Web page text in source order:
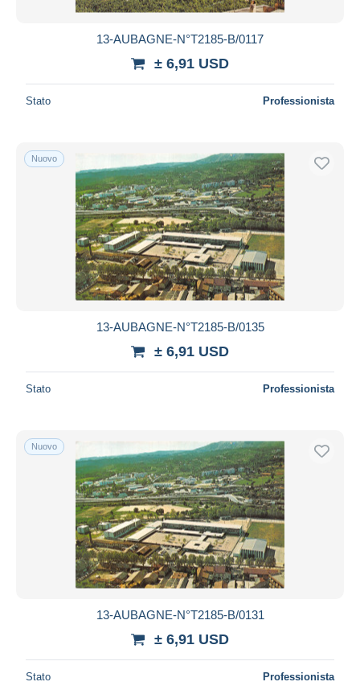
13-AUBAGNE-N°T2185-B/0117
± 6,91 USD
Stato Professionista
Nuovo
13-AUBAGNE-N°T2185-B/0135
± 6,91 USD
Stato Professionista
Nuovo
13-AUBAGNE-N°T2185-B/0131
± 6,91 USD
Stato Professionista